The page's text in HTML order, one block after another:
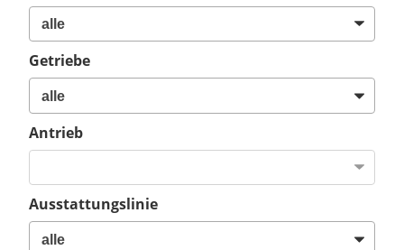
Getriebe
Antrieb
Ausstattungslinie